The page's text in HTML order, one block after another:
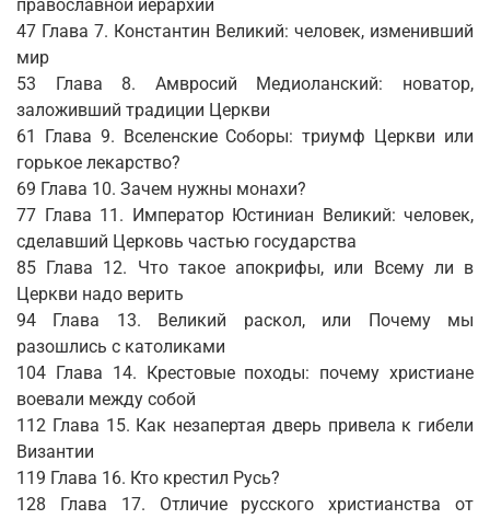
православной иерархии
47 Глава 7. Константин Великий: человек, изменивший
мир
53 Глава 8. Амвросий Медиоланский: новатор,
заложивший традиции Церкви
61 Глава 9. Вселенские Соборы: триумф Церкви или
горькое лекарство?
69 Глава 10. Зачем нужны монахи?
77 Глава 11. Император Юстиниан Великий: человек,
сделавший Церковь частью государства
85 Глава 12. Что такое апокрифы, или Всему ли в
Церкви надо верить
94 Глава 13. Великий раскол, или Почему мы
разошлись с католиками
104 Глава 14. Крестовые походы: почему христиане
воевали между собой
112 Глава 15. Как незапертая дверь привела к гибели
Византии
119 Глава 16. Кто крестил Русь?
128 Глава 17. Отличие русского христианства от